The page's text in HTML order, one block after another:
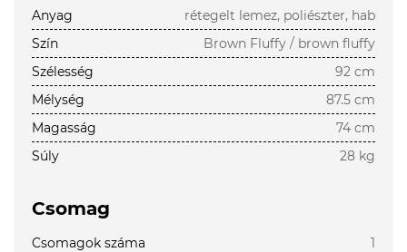
Anyag
rétegelt lemez, poliészter, hab
Szín
Brown Fluffy / brown fluffy
Szélesség
92 cm
Mélység
87.5 cm
Magasság
74 cm
Súly
28 kg
Csomag
Csomagok száma
1